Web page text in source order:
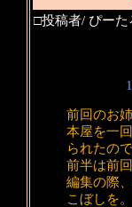
□投稿者/ ぴーた
前回のお
本屋を一
られたの
前半は前
編集の際
こぼしを。